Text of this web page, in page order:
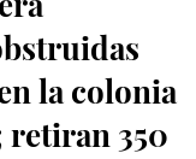
la colonia
retiran 350